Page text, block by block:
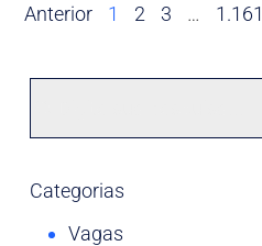
Anterior 1 2 3 … 1.161
Categorias
Vagas